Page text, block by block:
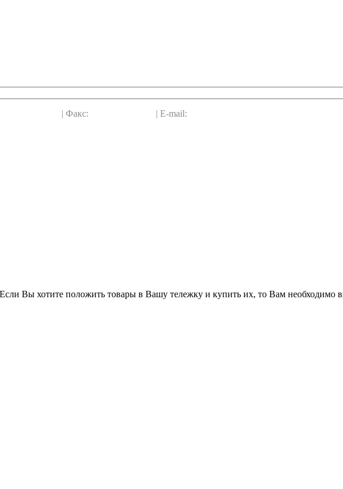
| Факс: | E-mail:
Вы хотите положить товары в Вашу тележку и купить их, то Вам необходимо